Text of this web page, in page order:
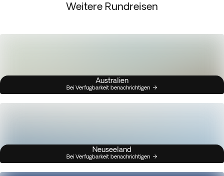
Weitere Rundreisen
Australien
Bei Verfügbarkeit benachrichtigen
Neuseeland
Bei Verfügbarkeit benachrichtigen